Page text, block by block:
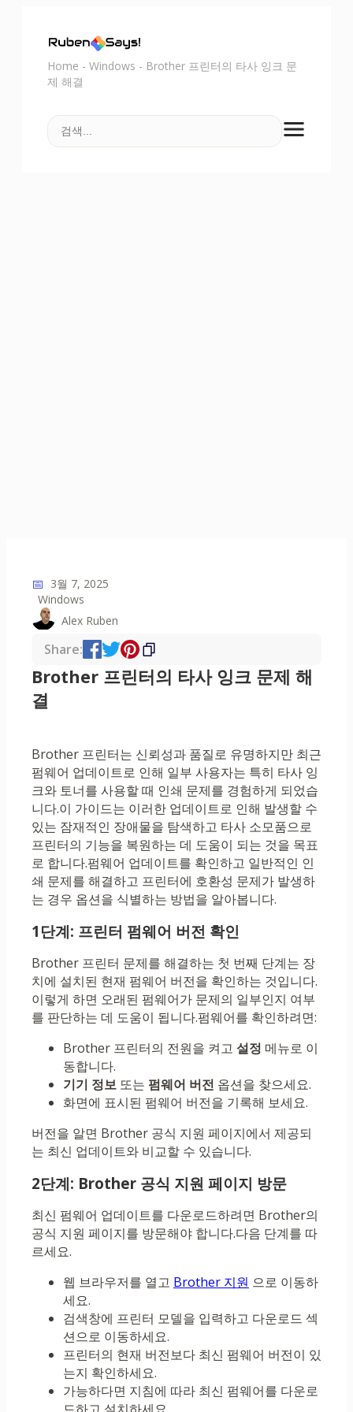
Home - Windows - Brother 프린터의 타사 잉크 문
제 해결
📅 3월 7, 2025
Windows
Alex Ruben
Share:
Brother 프린터의 타사 잉크 문제 해
결
Brother 프린터는 신뢰성과 품질로 유명하지만 최근
펌웨어 업데이트로 인해 일부 사용자는 특히 타사 잉
크와 토너를 사용할 때 인쇄 문제를 경험하게 되었습
니다.이 가이드는 이러한 업데이트로 인해 발생할 수
있는 잠재적인 장애물을 탐색하고 타사 소모품으로
프린터의 기능을 복원하는 데 도움이 되는 것을 목표
로 합니다.펌웨어 업데이트를 확인하고 일반적인 인
쇄 문제를 해결하고 프린터에 호환성 문제가 발생하
는 경우 옵션을 식별하는 방법을 알아봅니다.
1단계: 프린터 펌웨어 버전 확인
Brother 프린터 문제를 해결하는 첫 번째 단계는 장
치에 설치된 현재 펌웨어 버전을 확인하는 것입니다.
이렇게 하면 오래된 펌웨어가 문제의 일부인지 여부
를 판단하는 데 도움이 됩니다.펌웨어를 확인하려면:
Brother 프린터의 전원을 켜고 설정 메뉴로 이
동합니다.
기기 정보 또는 펌웨어 버전 옵션을 찾으세요.
화면에 표시된 펌웨어 버전을 기록해 보세요.
버전을 알면 Brother 공식 지원 페이지에서 제공되
는 최신 업데이트와 비교할 수 있습니다.
2단계: Brother 공식 지원 페이지 방문
최신 펌웨어 업데이트를 다운로드하려면 Brother의
공식 지원 페이지를 방문해야 합니다.다음 단계를 따
르세요.
웹 브라우저를 열고 Brother 지원 으로 이동하
세요.
검색창에 프린터 모델을 입력하고 다운로드 섹
션으로 이동하세요.
프린터의 현재 버전보다 최신 펌웨어 버전이 있
는지 확인하세요.
가능하다면 지침에 따라 최신 펌웨어를 다운로